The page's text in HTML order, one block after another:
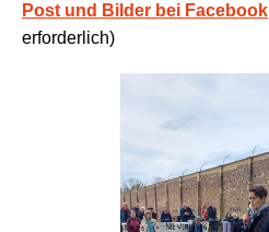
Post und Bilder bei Facebook
erforderlich)